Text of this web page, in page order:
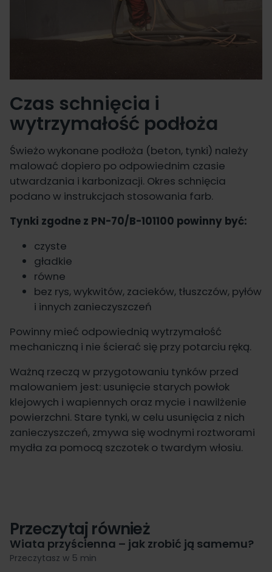
Czas schnięcia i
wytrzymałość podłoża
Świeżo wykonane podłoża (beton, tynki) należy
malować dopiero po odpowiednim czasie
utwardzania i karbonizacji. Okres schnięcia
podano w instrukcjach stosowania farb.
Tynki zgodne z PN-70/B-101100 powinny być:
czyste
gładkie
równe
bez rys, wykwitów, zacieków, tłuszczów, pyłów
i innych zanieczyszczeń
Powinny mieć odpowiednią wytrzymałość
mechaniczną i nie ścierać się przy potarciu ręką.
Ważną rzeczą w przygotowaniu tynków przed
malowaniem jest: usunięcie starych powłok
klejowych i wapiennych oraz mycie i nawilżenie
powierzchni. Stare tynki, w celu usunięcia z nich
zanieczyszczeń, zmywa się wodnymi roztworami
mydła za pomocą szczotek o twardym włosiu.
Przeczytaj również
Wiata przyścienna – jak zrobić ją samemu?
Przeczytasz w 5 min